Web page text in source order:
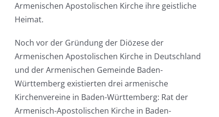
Armenischen Apostolischen Kirche ihre geistliche
Heimat.
Noch vor der Gründung der Diözese der
Armenischen Apostolischen Kirche in Deutschland
und der Armenischen Gemeinde Baden-
Württemberg existierten drei armenische
Kirchenvereine in Baden-Württemberg: Rat der
Armenisch-Apostolischen Kirche in Baden-